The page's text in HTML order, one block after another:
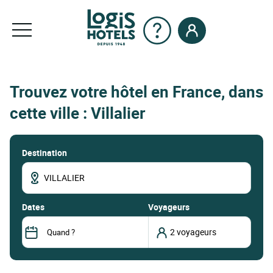
Trouvez votre hôtel en France, dans
cette ville : Villalier
Destination
dates Voyageurs